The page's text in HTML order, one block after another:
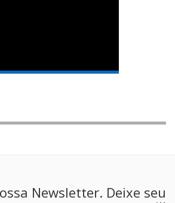
Newsletter. Deixe seu